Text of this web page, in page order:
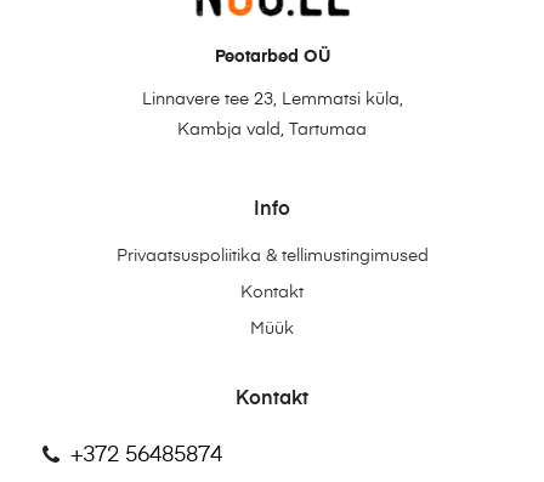
Peotarbed OÜ
Linnavere tee 23, Lemmatsi küla,
Kambja vald, Tartumaa
Info
Privaatsuspoliitika & tellimustingimused
Kontakt
Müük
Kontakt
+372 56485874